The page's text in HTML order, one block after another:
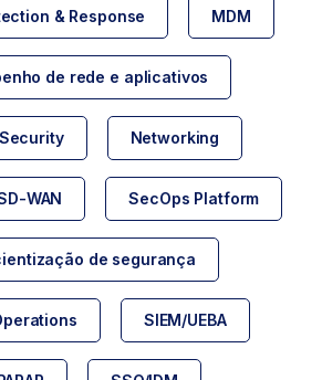
& Response MDM
de rede e aplicativos
Networking
WAN SecOps Platform
de segurança
SIEM/UEBA